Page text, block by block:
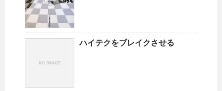
ハイテクをブレイクさせる